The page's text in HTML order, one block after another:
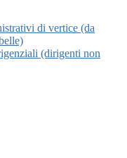
di vertice (da
(dirigenti non